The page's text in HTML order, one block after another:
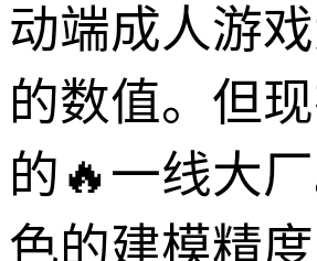
动端成人游
的数值。但
的🔥一线大
色的建模精